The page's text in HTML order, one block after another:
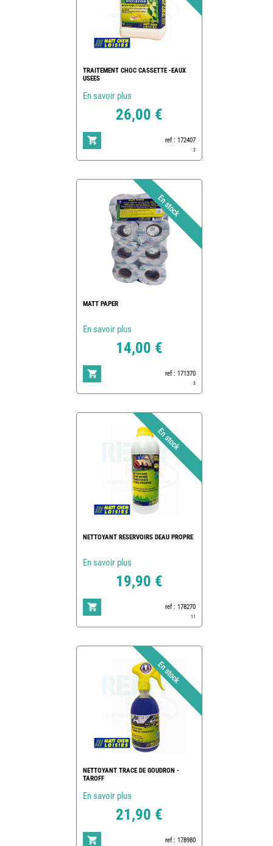
TRAITEMENT CHOC CASSETTE -EAUX
USEES
En savoir plus
26,00 €
ref : 172407
2
MATT PAPER
En savoir plus
14,00 €
ref : 171370
3
NETTOYANT RESERVOIRS DEAU PROPRE
En savoir plus
19,90 €
ref : 178270
11
NETTOYANT TRACE DE GOUDRON -
TAROFF
En savoir plus
21,90 €
ref : 178980